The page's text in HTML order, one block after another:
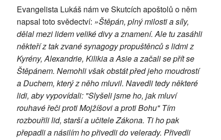
Evangelista Lukáš nám ve Skutcích apoštolů o něm
napsal toto svědectví: »Štěpán, plný milosti a síly,
dělal mezi lidem veliké divy a znamení. Ale tu zasáhli
někteří z tak zvané synagogy propuštěnců s lidmi z
Kyrény, Alexandrie, Kilikia a Asie a začali se přít se
Štěpánem. Nemohli však obstát před jeho moudrostí
a Duchem, který z něho mluvil. Navedli tedy některé
lidi, aby vypovídali: "Slyšeli jsme ho, jak mluví
rouhavé řeči proti Mojžíšovi a proti Bohu" Tím
rozbouřili lid, starší a učitele Zákona. Ti ho pak
přepadli a násilím ho přivedli do velerady. Přivedli